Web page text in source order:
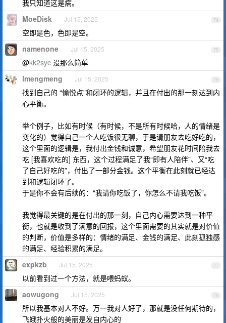
我只知道这是病。
74
MoeDisk Jul 15, 2025
空即是色，色即是空。
75
namenone Jul 15, 2025
@kk2syc 没那么简单
76
lmengmeng Jul 15, 2025
找到自己的 “愉悦点”和闭环的逻辑，并且在付出的那一刻达到内
心平衡。
举个例子，比如有时候（有时候，不是所有时候哈，人的情绪是
变化的）觉得自己一个人吃饭很无聊，于是请朋友去吃好吃的，
这个里面的逻辑是，我付出金钱和诚意，希望朋友花时间陪我去
吃 [我喜欢吃的] 东西，这个过程满足了我“即有人陪伴”、又“吃
了自己好吃的”，付出了一部分金钱。这个平衡在此刻就已经达
到和逻辑闭环了。
于是你不会有后续的：“我请你吃饭了，你怎么不请我吃饭”。
我觉得最关键的是在付出的那一刻，自己内心需要达到一种平
衡，也就是收到了满意的回报，这个里面需要的其实就是对价值
的判断，价值是多样的：情绪的满足、金钱的满足、此刻孤独感
的满足、经验积累的满足。
77
expkzb Jul 15, 2025
以前看到过一个方法，就是喂蚂蚁。
78
aowugong Jul 15, 2025
所以我基本对人不好。万一我对人好了，那就是没任何期待的，
飞蛾扑火般的美丽是发自内心的